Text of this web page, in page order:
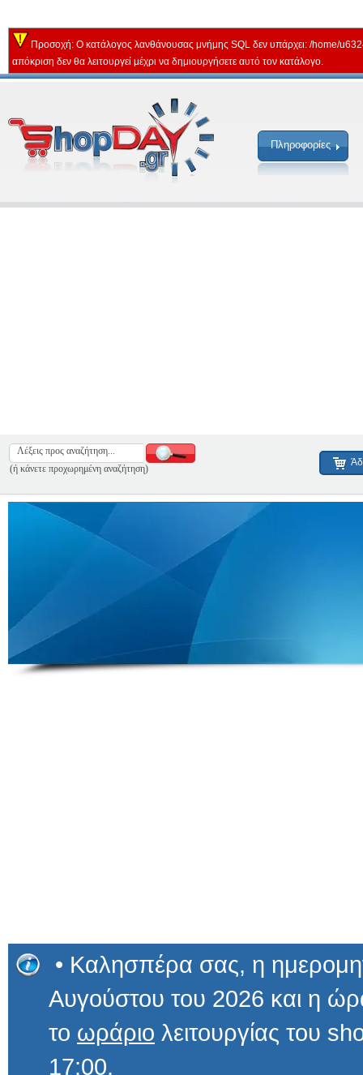
Προσοχή: Ο κατάλογος λανθάνουσας μνήμης SQL δεν υπάρχει: /home/
απόκριση δεν θα λειτουργεί μέχρι να δημιουργήσετε αυτό τον κατάλογο.
Πληροφορίες
(ή κάνετε προχωρημένη αναζήτηση)
• Καλησπέρα σας, η
Αυγούστου του 2026 και
το ωράριο λειτουργίας του
17:00.